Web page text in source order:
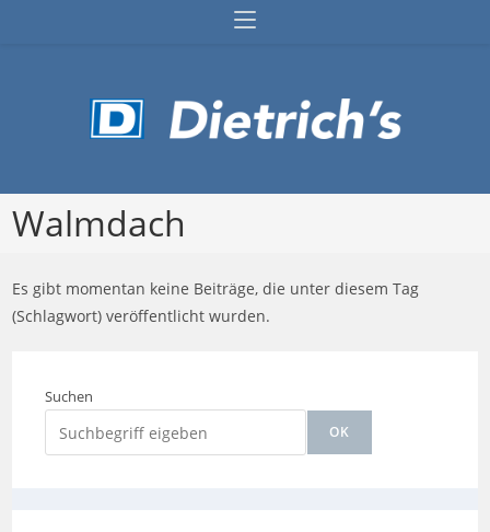
Walmdach
Es gibt momentan keine Beiträge, die unter diesem Tag
(Schlagwort) veröffentlicht wurden.
Suchen
OK